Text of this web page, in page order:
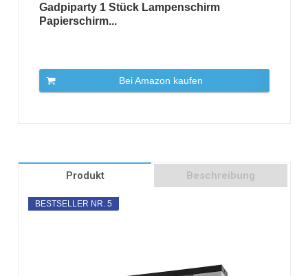
Gadpiparty 1 Stück Lampenschirm
Papierschirm...
Bei Amazon kaufen
Produkt Beschreibung
BESTSELLER NR. 5